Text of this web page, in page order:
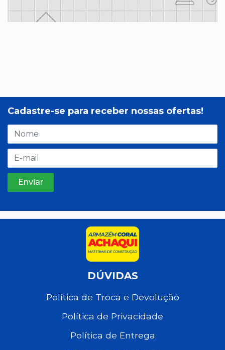
Cadastre-se para receber nossas ofertas!
DÚVIDAS
Política de Troca e Devolução
Política de Privacidade
Política de Entrega